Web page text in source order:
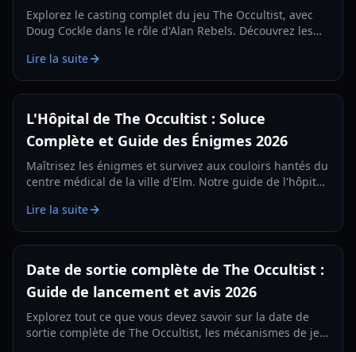
Explorez le casting complet du jeu The Occultist, avec
Doug Cockle dans le rôle d'Alan Rebels. Découvrez les
d'horreur psychologique.
Lire la suite
L'Hôpital de The Occultist : Soluce
Complète et Guide des Énigmes 2026
Maîtrisez les énigmes et survivez aux couloirs hantés du
centre médical de la ville d'Elm. Notre guide de l'hôpital
objets et une analyse de l'histoire.
Lire la suite
Date de sortie complète de The Occultist :
Guide de lancement et avis 2026
Explorez tout ce que vous devez savoir sur la date de
sortie complète de The Occultist, les mécanismes de jeu